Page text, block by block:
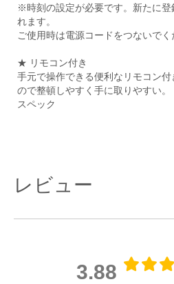
※時刻の設定が必要です。新たに登
れます。
ご使用時は電源コードをつないでく
★ リモコン付き
手元で操作できる便利なリモコン
ので整頓しやすく手に取りやすい。
スペック
レビュー
3.88